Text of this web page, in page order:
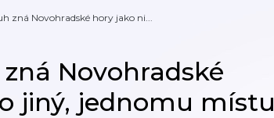
zná Novohradské hory jako ni...
Novohradské
jiný, jednomu místu